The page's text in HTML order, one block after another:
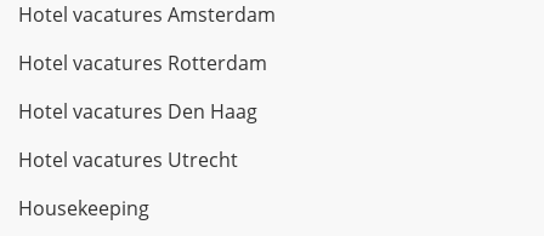
Hotel vacatures Amsterdam
Hotel vacatures Rotterdam
Hotel vacatures Den Haag
Hotel vacatures Utrecht
Housekeeping